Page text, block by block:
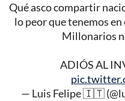
Qué asco compartir
lo peor que tenemos
Millonarios
ADIÓS AL
— Luis Felipe 🇮🇹